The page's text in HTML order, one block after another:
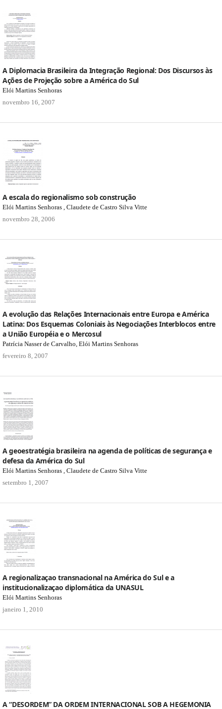
A Diplomacia Brasileira da Integração Regional: Dos Discursos às
Ações de Projeção sobre a América do Sul
Elói Martins Senhoras
novembro 16, 2007
A escala do regionalismo sob construção
Elói Martins Senhoras , Claudete de Castro Silva Vitte
novembro 28, 2006
A evolução das Relações Internacionais entre Europa e América
Latina: Dos Esquemas Coloniais às Negociações Interblocos entre
a União Européia e o Mercosul
Patrícia Nasser de Carvalho, Elói Martins Senhoras
fevereiro 8, 2007
A geoestratégia brasileira na agenda de políticas de segurança e
defesa da América do Sul
Elói Martins Senhoras , Claudete de Castro Silva Vitte
setembro 1, 2007
A regionalizaçao transnacional na América do Sul e a
institucionalizaçao diplomática da UNASUL
Elói Martins Senhoras
janeiro 1, 2010
A “DESORDEM” DA ORDEM INTERNACIONAL SOB A HEGEMONIA